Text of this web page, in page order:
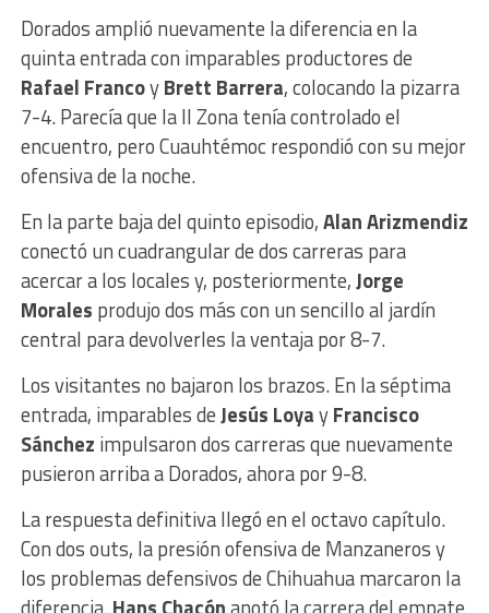
Dorados amplió nuevamente la diferencia en la
quinta entrada con imparables productores de
Rafael FrancoyBrett Barrera, colocando la pizarra
7-4. Parecía que la II Zona tenía controlado el
encuentro, pero Cuauhtémoc respondió con su mejor
ofensiva de la noche.
En la parte baja del quinto episodio,Alan Arizmendiz
conectó un cuadrangular de dos carreras para
acercar a los locales y, posteriormente,Jorge
Morales produjo dos más con un sencillo al jardín
central para devolverles la ventaja por 8-7.
Los visitantes no bajaron los brazos. En la séptima
entrada, imparables deJesús LoyayFrancisco
Sánchez impulsaron dos carreras que nuevamente
pusieron arriba a Dorados, ahora por 9-8.
La respuesta definitiva llegó en el octavo capítulo.
Con dos outs, la presión ofensiva de Manzaneros y
los problemas defensivos de Chihuahua marcaron la